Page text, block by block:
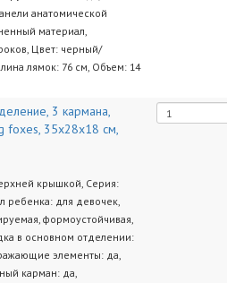
анатомической
материал,
Цвет: черный/
лямок: 76 см, Объем: 14
3 кармана,
foxes, 35х28х18 см,
крышкой, Серия:
ребенка: для девочек,
формоустойчивая,
в основном отделении:
элементы: да,
карман: да,